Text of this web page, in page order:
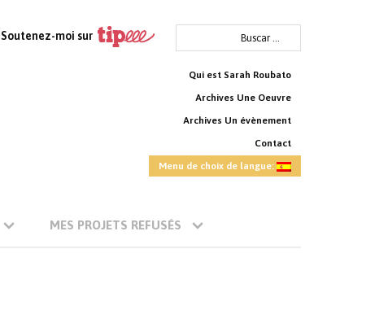
Soutenez-moi sur
Qui est Sarah Roubato
Archives Une Oeuvre
Archives Un évènement
Contact
Menu de choix de langue:
MES PROJETS REFUSÉS